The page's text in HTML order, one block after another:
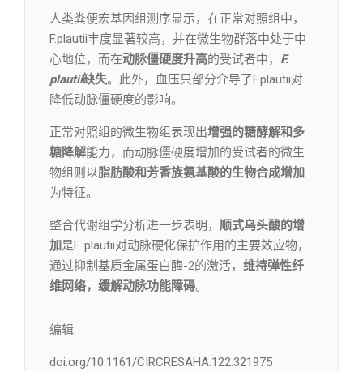
人类粪便宏基因组测序显示，在正常对照组中，
F.plautii丰度显著较高，并在微生物群落中处于中
心地位，而在动脉僵硬度升高的受试者中， F.
plautii缺失。此外，血压只部分介导了F.plautii对
降低动脉僵硬度的影响。
正常对照组的微生物组表现出增强的糖酵解和多
糖降解能力，而动脉僵硬度增加的受试者的微生
物组则以脂肪酸和芳香族氨基酸的生物合成增加
为特征。
整合代谢组学分析进一步表明， 顺式乌头酸的增
加是F. plautii对动脉硬化保护作用的主要效应物，
通过抑制基质金属蛋白酶-2的激活， 维持弹性纤
维网络，缓解动脉功能障碍。
编辑​
doi.org/10.1161/CIRCRESAHA.122.321975